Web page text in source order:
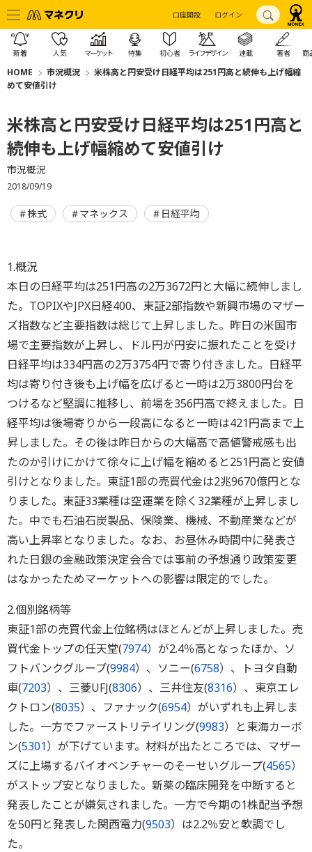
口座開設 ログイン
新着 人気 マーケット 特集 初心者 ライフデザイン 連載 著者 商
HOME 市況概況
米株高と円安受け日経平均は251円高と続伸も上げ幅縮
めて安値引け
米株高と円安受け日経平均は251円高と
続伸も上げ幅縮めて安値引け
市況概況
2018/09/19
株式 マネックス 日経平均
1.概況
本日の日経平均は251円高の2万3672円と大幅に続伸しまし
た。TOPIXやJPX日経400、東証2部指数や新興市場のマザー
ズ指数など主要指数は総じて上昇しました。昨日の米国市
場で主要指数が上昇し、ドル円が円安に振れたことを受け
日経平均は334円高の2万3754円で寄り付きました。日経平
均は寄り付き後も上げ幅を広げると一時は2万3800円台を
つけるなど堅調に推移し、前場を356円高で終えました。日
経平均は後場寄りから一段高になると一時は421円高まで上
昇しました。その後は昨日からの大幅高で高値警戒感も出
たのか引けにかけて徐々に上げ幅を縮めると251円高と安値
引けとなりました。東証1部の売買代金は2兆9670億円とな
りました。東証33業種は空運業を除く32業種が上昇しまし
た。中でも石油石炭製品、保険業、機械、不動産業などが
高い上昇率となりました。なお、お昼休み時間中に発表さ
れた日銀の金融政策決定会合では事前の予想通り政策変更
はなかったためマーケットへの影響は限定的でした。
2.個別銘柄等
東証1部の売買代金上位銘柄はほとんどが上昇しました。売
買代金トップの任天堂(7974）が2.4％高となったほか、ソ
フトバンクグループ(9984）、ソニー(6758）、トヨタ自動
車(7203）、三菱UFJ(8306）、三井住友(8316）、東京エレ
クトロン(8035）、ファナック(6954）がいずれも上昇しま
した。一方でファーストリテイリング(9983）と東海カーボ
ン(5301）が下げています。材料が出たところでは、マザー
ズに上場するバイオベンチャーのそーせいグループ(4565）
がストップ安となりました。新薬の臨床開発を中断すると
発表したことが嫌気されました。一方で今期の1株配当予想
を50円と発表した関西電力(9503）は2.2％安と軟調でし
た。